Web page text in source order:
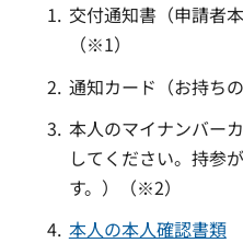
交付通知書（申請者
（※1）
通知カード（お持ち
本人のマイナンバー
してください。持参
す。）（※2）
本人の本人確認書類